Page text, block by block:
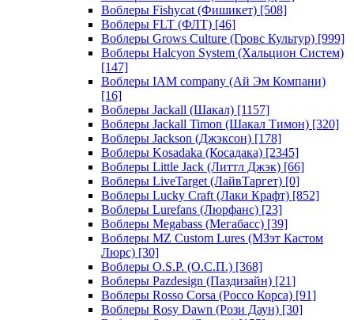
Воблеры Fishycat (Фишикет) [508]
Воблеры FLT (ФЛТ) [46]
Воблеры Grows Culture (Гровс Культур) [999]
Воблеры Halcyon System (Хальцион Систем)
[147]
Воблеры IAM company (Ай Эм Компани)
[16]
Воблеры Jackall (Шакал) [1157]
Воблеры Jackall Timon (Шакал Тимон) [320]
Воблеры Jackson (Джэксон) [178]
Воблеры Kosadaka (Косадака) [2345]
Воблеры Little Jack (Литтл Джэк) [66]
Воблеры LiveTarget (ЛайвТаргет) [0]
Воблеры Lucky Craft (Лаки Крафт) [852]
Воблеры Lurefans (Люрфанс) [23]
Воблеры Megabass (Мегабасс) [39]
Воблеры MZ Custom Lures (МЗэт Кастом
Люрс) [30]
Воблеры O.S.P. (О.С.П.) [368]
Воблеры Pazdesign (Паздизайн) [21]
Воблеры Rosso Corsa (Россо Корса) [91]
Воблеры Rosy Dawn (Рози Даун) [30]